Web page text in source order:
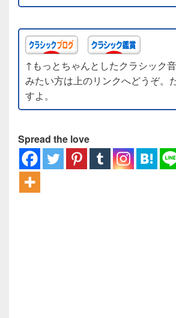
↑もっとちゃんとしたクラシック
みたい方は上のリンクへどうぞ。
すよ。
Spread the love